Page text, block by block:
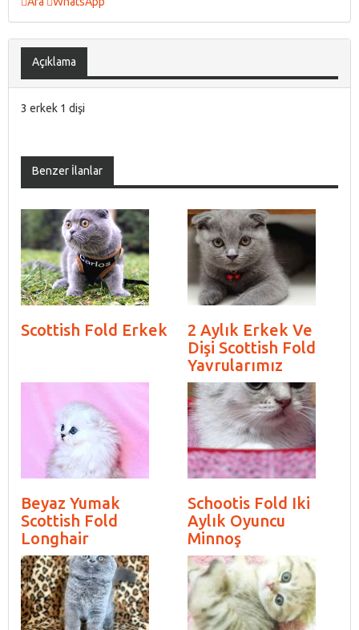
Açıklama
3 erkek 1 dişi
Benzer İlanlar
Scottish Fold Erkek
2 Aylık Erkek Ve
Dişi Scottish Fold
Yavrularımız
Beyaz Yumak
Scottish Fold
Longhair
Schootis Fold Iki
Aylık Oyuncu
Minnoş